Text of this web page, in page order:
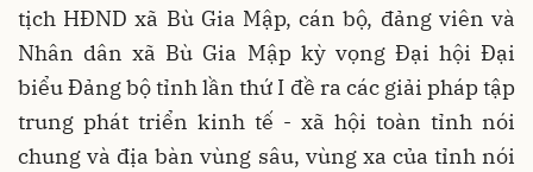
tịch HĐND xã Bù Gia Mập, cán bộ, đảng viên và
Nhân dân xã Bù Gia Mập kỳ vọng Đại hội Đại
biểu Đảng bộ tỉnh lần thứ I đề ra các giải pháp tập
trung phát triển kinh tế - xã hội toàn tỉnh nói
chung và địa bàn vùng sâu, vùng xa của tỉnh nói